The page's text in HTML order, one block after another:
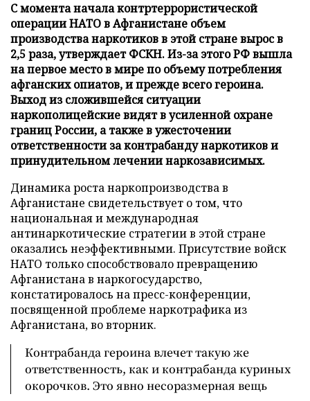
С момента начала контртеррористической
операции НАТО в Афганистане объем
производства наркотиков в этой стране вырос в
2,5 раза, утверждает ФСКН. Из-за этого РФ вышла
на первое место в мире по объему потребления
афганских опиатов, и прежде всего героина.
Выход из сложившейся ситуации
наркополицейские видят в усиленной охране
границ России, а также в ужесточении
ответственности за контрабанду наркотиков и
принудительном лечении наркозависимых.
Динамика роста наркопроизводства в
Афганистане свидетельствует о том, что
национальная и международная
антинаркотические стратегии в этой стране
оказались неэффективными. Присутствие войск
НАТО только способствовало превращению
Афганистана в наркогосударство,
констатировалось на пресс-конференции,
посвященной проблеме наркотрафика из
Афганистана, во вторник.
Контрабанда героина влечет такую же
ответственность, как и контрабанда куриных
окорочков. Это явно несоразмерная вещь